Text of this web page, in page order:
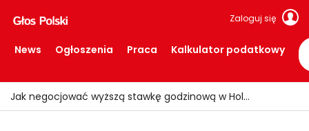
Zaloguj się
News Ogłoszenia Praca Kalkulator podatkowy
Ogień znów uderzył w Limburgii! Pociągi ruszyły, ale teren nadal zamknięty